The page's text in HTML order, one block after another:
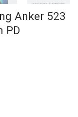
Anker 523
PD